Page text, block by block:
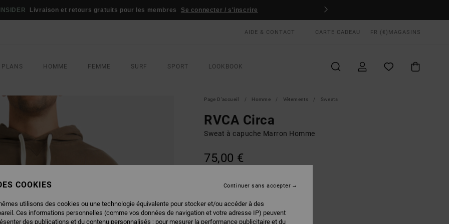
Livraison et retours gratuits pour les membres Se connecter / s'inscrire
AIDE & CONTACT CARTE CADEAU FR (€) MAGASINS
PLANS HOMME FEMME SURF SPORT LOOKBOOK
Page D'accueil Homme Vêtements Sweats
RVCA Circa
Sweat à capuche Marron Homme
75,00 €
COULEURWood
COOKIES
utilisons des cookies ou une technologie équivalente pour stocker et/ou accéder à des
Ces informations personnelles (comme vos données de navigation et votre adresse IP) peuvent
des publications et du contenu personnalisés ; pour mesurer la performance publicitaire et du
Continuer sans accepter